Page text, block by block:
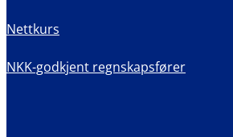
Nettkurs
NKK-godkjent regnskapsfører